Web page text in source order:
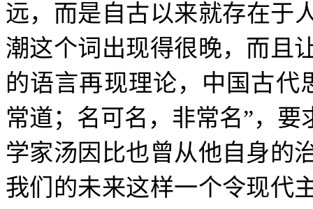
远，而是自古以来就存在于
潮这个词出现得很晚，而且
的语言再现理论，中国古代
常道；名可名，非常名”，要
学家汤因比也曾从他自身的
我们的未来这样一个令现代